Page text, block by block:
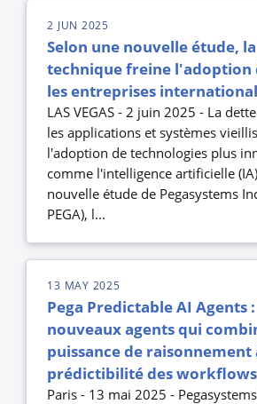
2 JUN 2025
Selon une nouvelle étude,
technique freine l'adoption
les entreprises
LAS VEGAS - 2 juin 2025 - La
les applications et systèmes
l'adoption de technologies plus
comme l'intelligence artificielle
nouvelle étude de Pegasystems
PEGA), l...
13 MAY 2025
Pega Predictable AI Agents
nouveaux agents qui
puissance de raisonnement
prédictibilité des workflows
Paris - 13 mai 2025 -